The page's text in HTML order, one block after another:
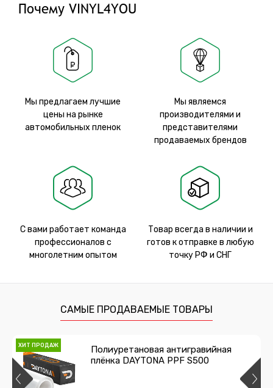
Почему VINYL4YOU
Мы предлагаем лучшие
цены на рынке
автомобильных пленок
Мы являемся
производителями и
представителями
продаваемых брендов
С вами работает команда
профессионалов с
многолетним опытом
Товар всегда в наличии и
готов к отправке в любую
точку РФ и СНГ
САМЫЕ ПРОДАВАЕМЫЕ ТОВАРЫ
ХИТ ПРОДАЖ
Полиуретановая антигравийная
плёнка DAYTONA PPF S500